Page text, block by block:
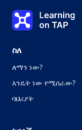
0%
ትምህርት 1
ትምህርት፡-
ስለ
ለማን ነው?
እንዴት ነው የሚሰራው?
ባህሪያት